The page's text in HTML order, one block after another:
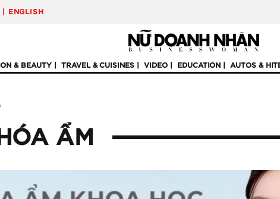
| ENGLISH
& BEAUTY TRAVEL & CUISINES VIDEO EDUCATION AUTOS &
ẨM